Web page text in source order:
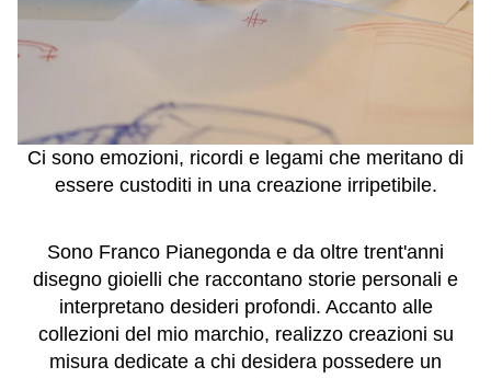
Ci sono emozioni, ricordi e legami che meritano di
essere custoditi in una creazione irripetibile.
Sono Franco Pianegonda e da oltre trent'anni
disegno gioielli che raccontano storie personali e
interpretano desideri profondi. Accanto alle
collezioni del mio marchio, realizzo creazioni su
misura dedicate a chi desidera possedere un